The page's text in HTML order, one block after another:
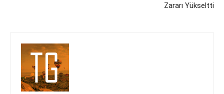
Zararı Yükseltti